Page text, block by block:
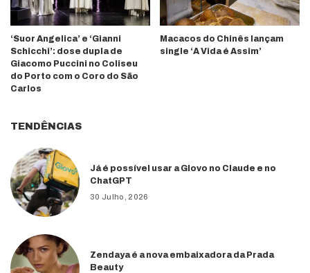
‘Suor Angelica’ e ‘Gianni
Schicchi’: dose dupla de
Giacomo Puccini no Coliseu
do Porto com o Coro do São
Carlos
Macacos do Chinês lançam
single ‘A Vida é Assim’
TENDÊNCIAS
Já é possível usar a Glovo no Claude e no
ChatGPT
30 Julho, 2026
Zendaya é a nova embaixadora da Prada
Beauty